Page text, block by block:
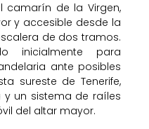
camarín de la Virgen,
y accesible desde la
de dos tramos.
inicialmente para
ante posibles
sureste de Tenerife,
un sistema de raíles
del altar mayor.